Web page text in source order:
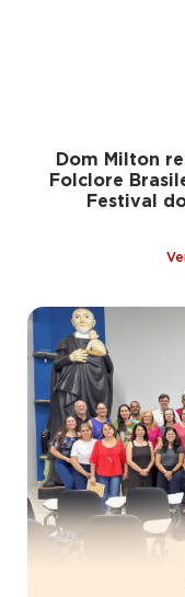
Dom Milton
Folclore
Festival